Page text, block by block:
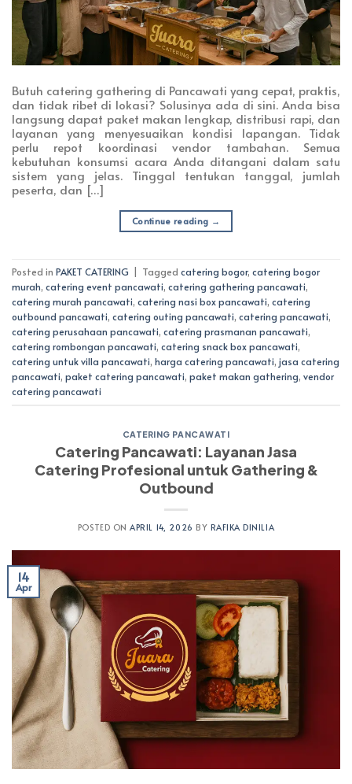
Butuh catering gathering di Pancawati yang cepat, praktis,
dan tidak ribet di lokasi? Solusinya ada di sini. Anda bisa
langsung dapat paket makan lengkap, distribusi rapi, dan
layanan yang menyesuaikan kondisi lapangan. Tidak
perlu repot koordinasi vendor tambahan. Semua
kebutuhan konsumsi acara Anda ditangani dalam satu
sistem yang jelas. Tinggal tentukan tanggal, jumlah
peserta, dan […]
Continue reading →
Posted in PAKET CATERING Tagged catering bogor, catering bogor
murah, catering event pancawati, catering gathering pancawati,
catering murah pancawati, catering nasi box pancawati, catering
outbound pancawati, catering outing pancawati, catering pancawati,
catering perusahaan pancawati, catering prasmanan pancawati,
catering rombongan pancawati, catering snack box pancawati,
catering untuk villa pancawati, harga catering pancawati, jasa catering
pancawati, paket catering pancawati, paket makan gathering, vendor
catering pancawati
CATERING PANCAWATI
Catering Pancawati: Layanan Jasa
Catering Profesional untuk Gathering &
Outbound
POSTED ONAPRIL 14, 2026 BY RAFIKA DINILIA
14
Apr